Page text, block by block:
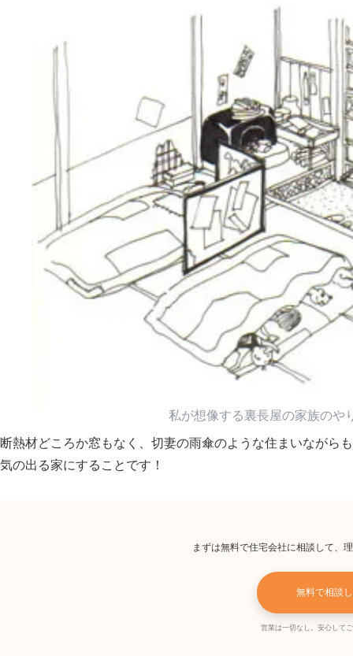
私が想像する裏長屋の家族のや
断熱材どころか窓もなく、切妻の雨傘のような住まいながら
気の出る家にすることです！
まずは無料で住宅会社に相談して、
無料で相談
営業は一切なし。安心して